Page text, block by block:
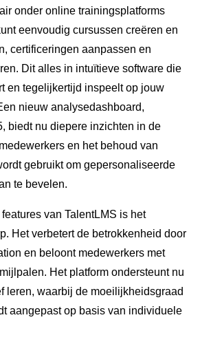
onder online trainingsplatforms
eenvoudig cursussen creëren en
certificeringen aanpassen en
Dit alles in intuïtieve software die
en tegelijkertijd inspeelt op jouw
nieuw analysedashboard,
biedt nu diepere inzichten in de
en het behoud van
gebruikt om gepersonaliseerde
te bevelen.
van TalentLMS is het
Het verbetert de betrokkenheid door
en beloont medewerkers met
Het platform ondersteunt nu
leren, waarbij de moeilijkheidsgraad
aangepast op basis van individuele